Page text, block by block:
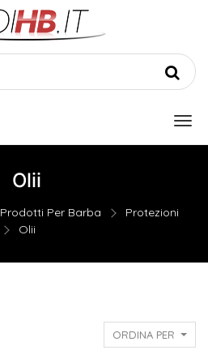
Olii
Prodotti Per Barba
Protezioni
Olii
ORDINA PER